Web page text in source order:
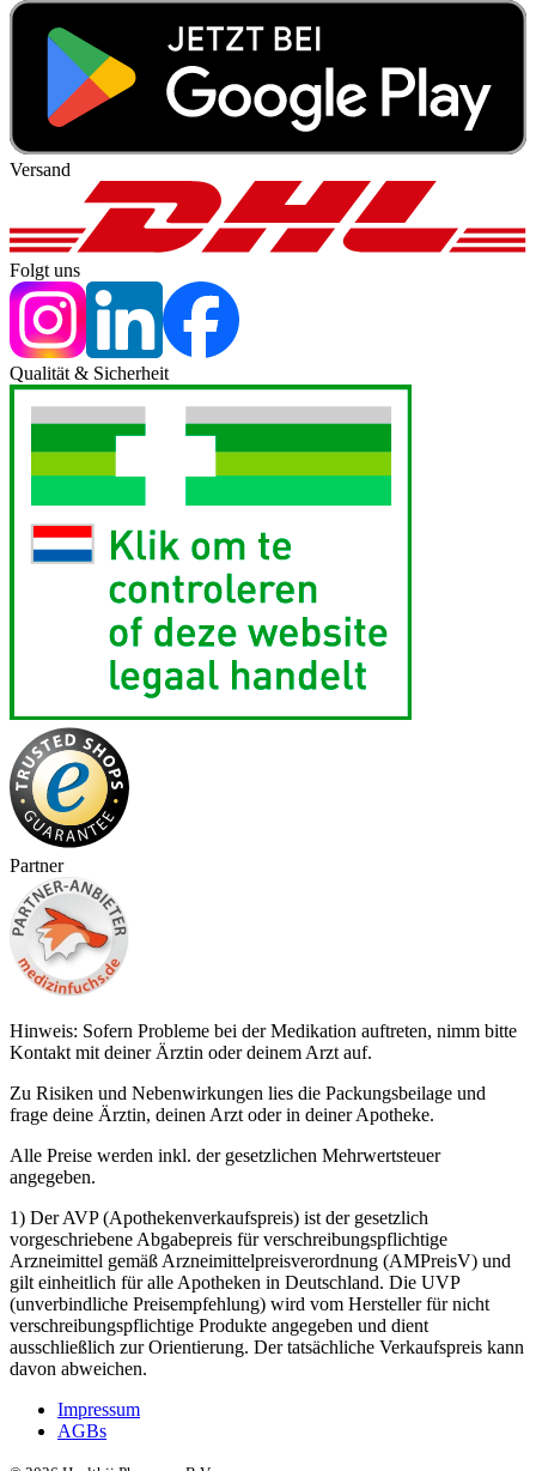
Versand
Folgt uns
Qualität & Sicherheit
Partner
Hinweis: Sofern Probleme bei der Medikation auftreten, nimm bitte
Kontakt mit deiner Ärztin oder deinem Arzt auf.
Zu Risiken und Nebenwirkungen lies die Packungsbeilage und
frage deine Ärztin, deinen Arzt oder in deiner Apotheke.
Alle Preise werden inkl. der gesetzlichen Mehrwertsteuer
angegeben.
1) Der AVP (Apothekenverkaufspreis) ist der gesetzlich
vorgeschriebene Abgabepreis für verschreibungspflichtige
Arzneimittel gemäß Arzneimittelpreisverordnung (AMPreisV) und
gilt einheitlich für alle Apotheken in Deutschland. Die UVP
(unverbindliche Preisempfehlung) wird vom Hersteller für nicht
verschreibungspflichtige Produkte angegeben und dient
ausschließlich zur Orientierung. Der tatsächliche Verkaufspreis kann
davon abweichen.
Impressum
AGBs